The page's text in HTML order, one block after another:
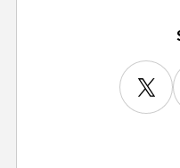
試合運営管理規程
三輪緑山ベースご利用案
ＦＣ町田ゼルビアスポー
ＦＣ町田ゼルビアアカデミ